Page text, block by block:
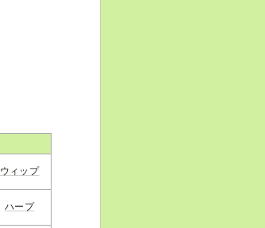
ウィップ
ハープ